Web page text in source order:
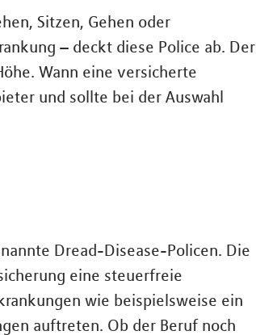
Sitzen, Gehen oder
– deckt diese Police ab. Der
Wann eine versicherte
und sollte bei der Auswahl
Dread-Disease-Policen. Die
eine steuerfreie
wie beispielsweise ein
auftreten. Ob der Beruf noch